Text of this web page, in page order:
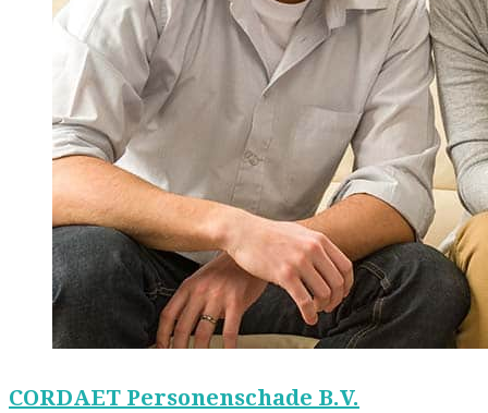
CORDAET Personenschade B.V.